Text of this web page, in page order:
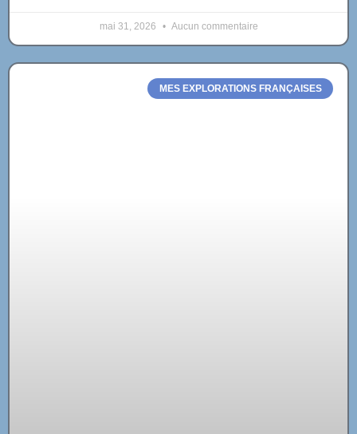
mai 31, 2026 Aucun commentaire
MES EXPLORATIONS FRANÇAISES